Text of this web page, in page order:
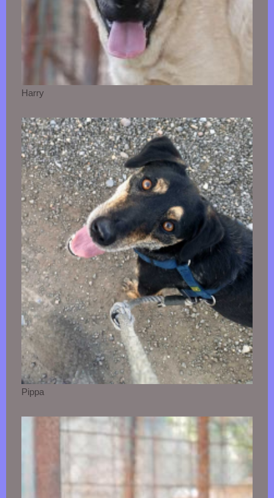
Harry
Pippa